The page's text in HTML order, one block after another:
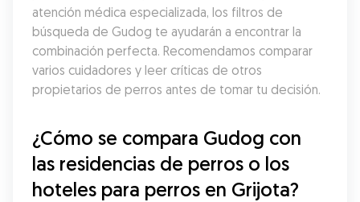
atención médica especializada, los filtros de
búsqueda de Gudog te ayudarán a encontrar la
combinación perfecta. Recomendamos comparar
varios cuidadores y leer críticas de otros
propietarios de perros antes de tomar tu decisión.
¿Cómo se compara Gudog con
las residencias de perros o los
hoteles para perros en Grijota?